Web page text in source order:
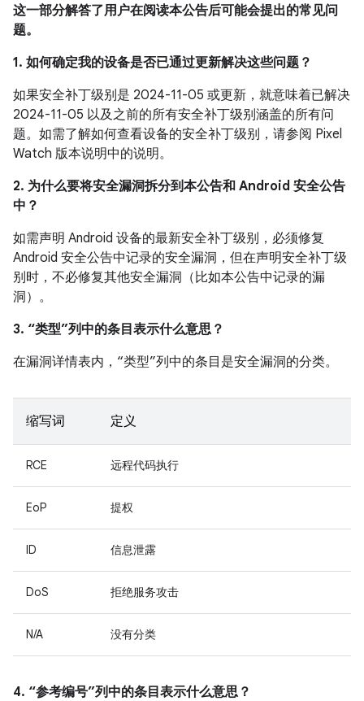
这一部分解答了用户在阅读本公告后可能会提出的常见问
题。
1. 如何确定我的设备是否已通过更新解决这些问题？
如果安全补丁级别是 2024-11-05 或更新，就意味着已解决
2024-11-05 以及之前的所有安全补丁级别涵盖的所有问
题。如需了解如何查看设备的安全补丁级别，请参阅 Pixel
Watch 版本说明中的说明。
2. 为什么要将安全漏洞拆分到本公告和 Android 安全公告
中？
如需声明 Android 设备的最新安全补丁级别，必须修复
Android 安全公告中记录的安全漏洞，但在声明安全补丁级
别时，不必修复其他安全漏洞（比如本公告中记录的漏
洞）。
3. “类型”列中的条目表示什么意思？
在漏洞详情表内，“类型”列中的条目是安全漏洞的分类。
缩写词 定义
RCE 远程代码执行
EoP 提权
ID 信息泄露
DoS 拒绝服务攻击
N/A 没有分类
4. “参考编号”列中的条目表示什么意思？